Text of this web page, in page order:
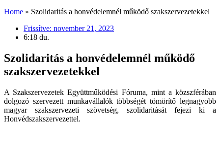
Home » Szolidaritás a honvédelemnél működő szakszervezetekkel
Frissítve: november 21, 2023
6:18 du.
Szolidaritás a honvédelemnél működő
szakszervezetekkel
A Szakszervezetek Együttműködési Fóruma, mint a közszférában
dolgozó szervezett munkavállalók többségét tömörítő legnagyobb
magyar szakszervezeti szövetség, szolidaritását fejezi ki a
Honvédszakszervezettel.